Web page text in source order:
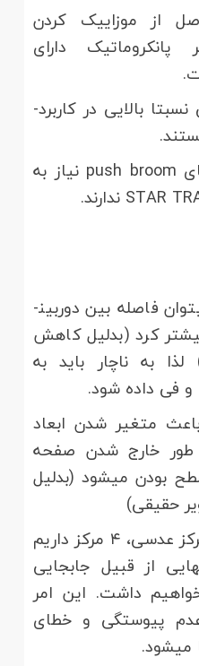
از موزاییک کردن
تصویر پانکروماتیک دارای
دارای دقت هندسی نسبتا بالایی در کاربرد­
بر خلاف دوربین های push broom نیاز به
به دلیل این که نمی­توان فاصله بین دوربین­
کرد (بدلیل کاهش
به ناچار باید به
و فی داده شود.
متغیر شدن ابعاد
طور خارج شدن صفحه
بودن می­شود (بدلیل
بجای داشتن یک مرکز عدسی، ۴ مرکز داریم
از قبیل جابجایی
داشت. این امر
پیوستگی و خطای
می­شود.